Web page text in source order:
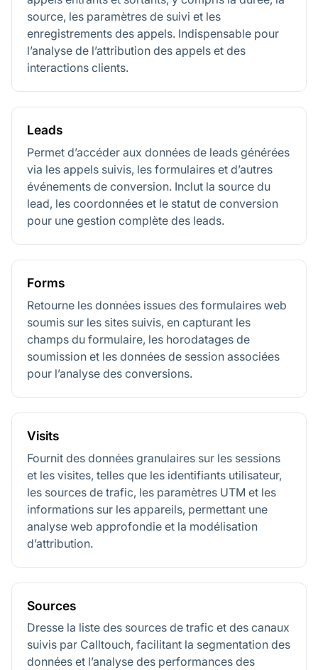
source, les paramètres de suivi et les
enregistrements des appels. Indispensable pour
l’analyse de l’attribution des appels et des
interactions clients.
Leads
Permet d’accéder aux données de leads générées
via les appels suivis, les formulaires et d’autres
événements de conversion. Inclut la source du
lead, les coordonnées et le statut de conversion
pour une gestion complète des leads.
Forms
Retourne les données issues des formulaires web
soumis sur les sites suivis, en capturant les
champs du formulaire, les horodatages de
soumission et les données de session associées
pour l’analyse des conversions.
Visits
Fournit des données granulaires sur les sessions
et les visites, telles que les identifiants utilisateur,
les sources de trafic, les paramètres UTM et les
informations sur les appareils, permettant une
analyse web approfondie et la modélisation
d’attribution.
Sources
Dresse la liste des sources de trafic et des canaux
suivis par Calltouch, facilitant la segmentation des
données et l’analyse des performances des